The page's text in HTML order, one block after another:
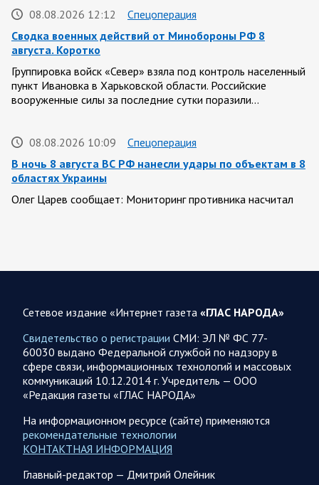
08.08.2026 12:12
Спецоперация
Сводка военных действий от Минобороны РФ 8
августа. Коротко
Группировка войск «Север» взяла под контроль населенный
пункт Ивановка в Харьковской области. Российские
вооруженные силы за последние сутки поразили…
08.08.2026 10:09
Спецоперация
В ночь 8 августа ВС РФ нанесли удары по объектам в 8
областях Украины
Олег Царев сообщает: Мониторинг противника насчитал
08.08.2026 10:05
Спецоперация
397 украинских БПЛА сбито ПВО ночью над 15 субъектами
Белгородской, Брянской, Воронежской, Курской, Липецкой,
Орловской,…
08.08.2026 09:45
Саратовская область
После реализации инвестиционного проекта
Аткарской птицефабрики предприятию необходимо
помочь с реализацией продукции в сетевых магазинах
Соответствующую задачу обозначил губернатор Роман
Сетевое издание «Интернет газета «ГЛАС НАРОДА»
Свидетельство о регистрации СМИ: ЭЛ № ФС 77-
60030 выдано Федеральной службой по надзору в
сфере связи, информационных технологий и массовых
коммуникаций 10.12.2014 г. Учредитель — ООО
«Редакция газеты «ГЛАС НАРОДА»
На информационном ресурсе (сайте) применяются
рекомендательные технологии
КОНТАКТНАЯ ИНФОРМАЦИЯ
Главный-редактор — Дмитрий Олейник